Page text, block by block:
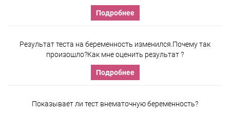
Подробнее
Результат теста на беременность изменился.Почему так
произошло?Как мне оценить результат ?
Подробнее
Показывает ли тест внематочную беременность?